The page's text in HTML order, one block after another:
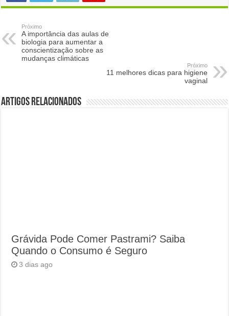
Próximo
A importância das aulas de
biologia para aumentar a
conscientização sobre as
mudanças climáticas
Próximo
11 melhores dicas para higiene
vaginal
Artigos Relacionados
Grávida Pode Comer Pastrami? Saiba
Quando o Consumo é Seguro
3 dias ago